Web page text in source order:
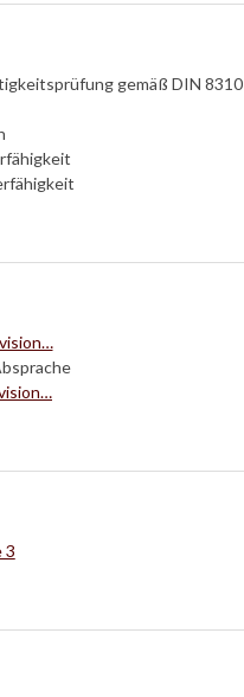
gemäß DIN 8310
3